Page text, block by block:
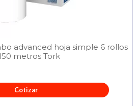
advanced hoja simple 6 rollos
metros Tork
Cotizar